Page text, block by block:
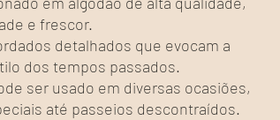
e frescor.
detalhados que evocam a
dos tempos passados.
ser usado em diversas ocasiões,
até passeios descontraídos.